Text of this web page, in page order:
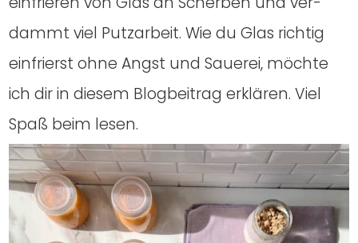
dammt viel Putz­ar­beit. Wie du Glas rich­tig
ein­frierst ohne Angst und Saue­rei, möch­te
ich dir in die­sem Blog­bei­trag erklä­ren. Viel
Spaß beim lesen.